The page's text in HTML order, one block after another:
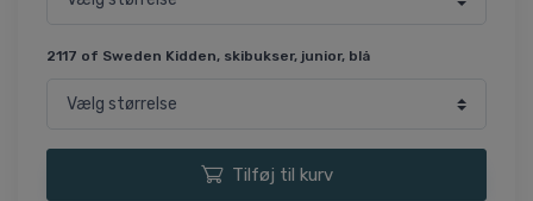
2117 of Sweden Kidden, skibukser, junior, blå
Tilføj til kurv